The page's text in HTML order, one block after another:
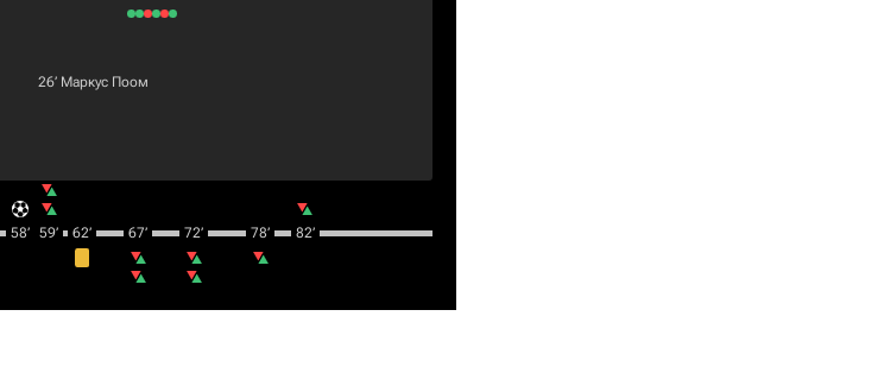
26‎’‎ Маркус Поом
58‎’‎ 59‎’‎ 62‎’‎ 67‎’‎ 72‎’‎ 78‎’‎ 82‎’‎